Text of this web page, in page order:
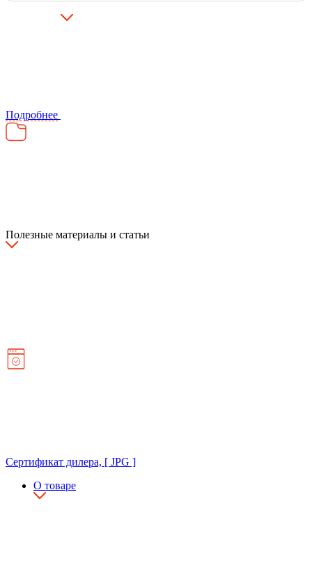
Подробнее
Полезные материалы и статьи
Сертификат дилера, [ JPG ]
О товаре